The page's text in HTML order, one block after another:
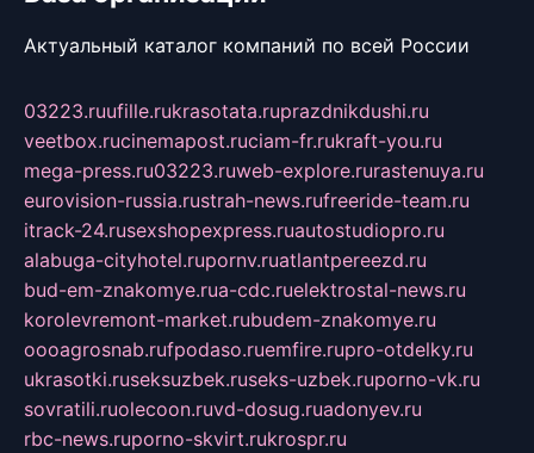
Актуальный каталог компаний по всей России
03223.ruufille.rukrasotata.ruprazdnikdushi.ru
veetbox.rucinemapost.ruciam-fr.rukraft-you.ru
mega-press.ru03223.ruweb-explore.rurastenuya.ru
eurovision-russia.rustrah-news.rufreeride-team.ru
itrack-24.rusexshopexpress.ruautostudiopro.ru
alabuga-cityhotel.rupornv.ruatlantpereezd.ru
bud-em-znakomye.rua-cdc.ruelektrostal-news.ru
korolevremont-market.rubudem-znakomye.ru
oooagrosnab.rufpodaso.ruemfire.rupro-otdelky.ru
ukrasotki.ruseksuzbek.ruseks-uzbek.ruporno-vk.ru
sovratili.ruolecoon.ruvd-dosug.ruadonyev.ru
rbc-news.ruporno-skvirt.rukrospr.ru